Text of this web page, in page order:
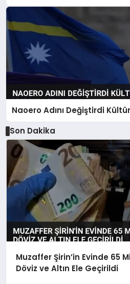
Naoero Adını Değiştirdi
Son Dakika
Muzaffer Şirin’in Evinde 65
Döviz ve Altın Ele Geçirildi